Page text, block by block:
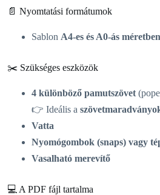
📄 Nyomtatási formátumok
Sablon A4-es és A0-ás
✂️ Szükséges eszközök
4 különböző pamutszövet
👉 Ideális a
Vatta
Nyomógombok (snaps) vagy
Vasalható merevítő
💻 A PDF fájl tartalma